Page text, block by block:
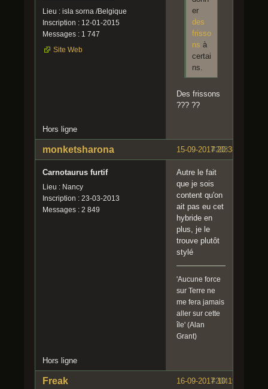
Lieu : isla sorna /Belgique
Inscription : 12-01-2015
Messages : 1 747
Site Web
er
des
frisso
ns à
certai
ns.
Des frissons
??? ??
Hors ligne
#203
15-09-2017 20:38:48
monketsharona
Carnotaurus furtif
Lieu : Nancy
Inscription : 23-03-2013
Messages : 2 849
Autre le fait
que je sois
content qu'on
ait pas eu cet
hybride en
plus, je le
trouve plutôt
stylé
'Aucune force
sur Terre ne
me fera jamais
aller sur cette
île' (Alan
Grant)
Hors ligne
#204
16-09-2017 10:19:00
Freak